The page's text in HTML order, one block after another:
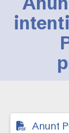
Anunt